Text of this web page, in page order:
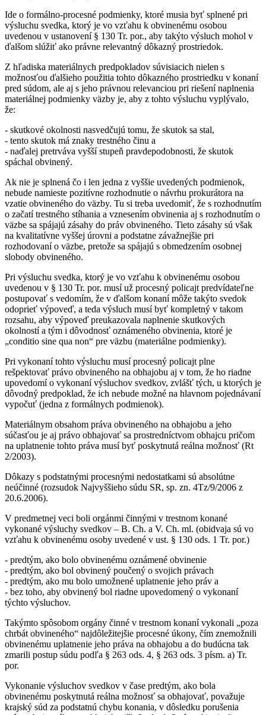
Ide o formálno-procesné podmienky, ktoré musia byť splnené pri
výsluchu svedka, ktorý je vo vzťahu k obvinenému osobou
uvedenou v ustanovení § 130 Tr. por., aby takýto výsluch mohol v
ďalšom slúžiť ako právne relevantný dôkazný prostriedok.
Z hľadiska materiálnych predpokladov súvisiacich nielen s
možnosťou ďalšieho použitia tohto dôkazného prostriedku v konaní
pred súdom, ale aj s jeho právnou relevanciou pri riešení naplnenia
materiálnej podmienky väzby je, aby z tohto výsluchu vyplývalo,
že:
- skutkové okolnosti nasvedčujú tomu, že skutok sa stal,
- tento skutok má znaky trestného činu a
- naďalej pretrváva vyšší stupeň pravdepodobnosti, že skutok
spáchal obvinený.
Ak nie je splnená čo i len jedna z vyššie uvedených podmienok,
nebude namieste pozitívne rozhodnutie o návrhu prokurátora na
vzatie obvineného do väzby. Tu si treba uvedomiť, že s rozhodnutím
o začatí trestného stíhania a vznesením obvinenia aj s rozhodnutím o
väzbe sa spájajú zásahy do práv obvineného. Tieto zásahy sú však
na kvalitatívne vyššej úrovni a podstatne závažnejšie pri
rozhodovaní o väzbe, pretože sa spájajú s obmedzením osobnej
slobody obvineného.
Pri výsluchu svedka, ktorý je vo vzťahu k obvinenému osobou
uvedenou v § 130 Tr. por. musí už procesný policajt predvídateľne
postupovať s vedomím, že v ďalšom konaní môže takýto svedok
odoprieť výpoveď, a teda výsluch musí byť kompletný v takom
rozsahu, aby výpoveď preukazovala naplnenie skutkových
okolností a tým i dôvodnosť oznámeného obvinenia, ktoré je
„conditio sine qua non“ pre väzbu (materiálne podmienky).
Pri vykonaní tohto výsluchu musí procesný policajt plne
rešpektovať právo obvineného na obhajobu aj v tom, že ho riadne
upovedomí o vykonaní výsluchov svedkov, zvlášť tých, u ktorých je
dôvodný predpoklad, že ich nebude možné na hlavnom pojednávaní
vypočuť (jedna z formálnych podmienok).
Materiálnym obsahom práva obvineného na obhajobu a jeho
súčasťou je aj právo obhajovať sa prostredníctvom obhajcu pričom
na uplatnenie tohto práva musí byť poskytnutá reálna možnosť (Rt
2/2003).
Dôkazy s podstatnými procesnými nedostatkami sú absolútne
neúčinné (rozsudok Najvyššieho súdu SR, sp. zn. 4Tz/9/2006 z
20.6.2006).
V predmetnej veci boli orgánmi činnými v trestnom konané
vykonané výsluchy svedkov – B. Ch. a V. Ch. ml. (obidvaja sú vo
vzťahu k obvinenému osoby uvedené v ust. § 130 ods. 1 Tr. por.)
- predtým, ako bolo obvinenému oznámené obvinenie
- predtým, ako bol obvinený poučený o svojich právach
- predtým, ako mu bolo umožnené uplatnenie jeho práv a
- bez toho, aby obvinený bol riadne upovedomený o vykonaní
týchto výsluchov.
Takýmto spôsobom orgány činné v trestnom konaní vykonali „poza
chrbát obvineného“ najdôležitejšie procesné úkony, čím znemožnili
obvinenému uplatnenie jeho práva na obhajobu a do budúcna tak
zmarili postup súdu podľa § 263 ods. 4, § 263 ods. 3 písm. a) Tr.
por.
Vykonanie výsluchov svedkov v čase predtým, ako bola
obvinenému poskytnutá reálna možnosť sa obhajovať, považuje
krajský súd za podstatnú chybu konania, v dôsledku porušenia